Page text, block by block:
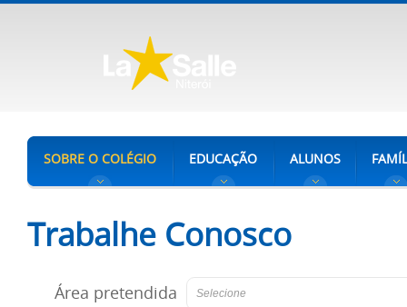
SOBRE O COLÉGIO EDUCAÇÃO ALUNOS
Trabalhe Conosco
Área pretendida Selecione